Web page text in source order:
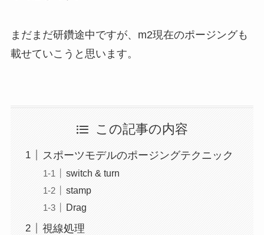
まだまだ研鑽途中ですが、m2現在のポージングも
載せていこうと思います。
この記事の内容
スポーツモデルのポージングテクニック
switch & turn
stamp
Drag
視線処理